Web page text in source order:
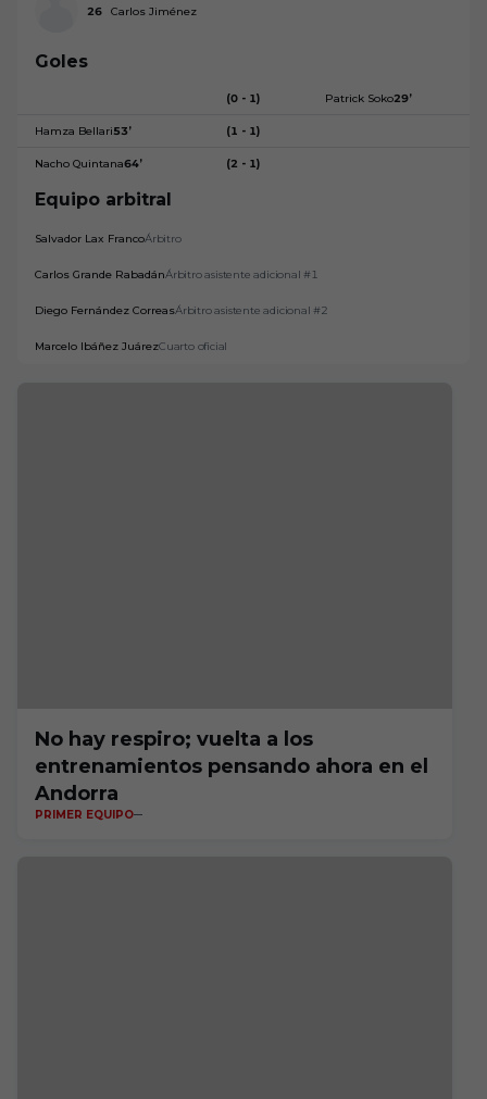
26 Carlos Jiménez
Goles
(0 - 1) Patrick Soko29’
Hamza Bellari53’ (1 - 1)
Nacho Quintana64’ (2 - 1)
Equipo arbitral
Salvador Lax FrancoÁrbitro
Carlos Grande RabadánÁrbitro asistente adicional #1
Diego Fernández CorreasÁrbitro asistente adicional #2
Marcelo Ibáñez JuárezCuarto oficial
No hay respiro; vuelta a los
entrenamientos pensando ahora en el
Andorra
PRIMER EQUIPO